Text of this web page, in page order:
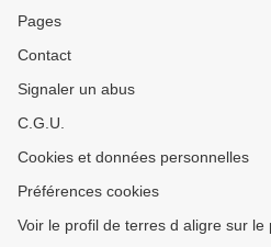
Pages
Contact
Signaler un abus
C.G.U.
Cookies et données personnelles
Préférences cookies
Voir le profil de terres d aligre sur le